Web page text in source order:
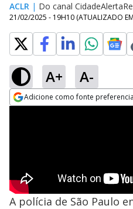
ACLR | Do canal
21/02/2025 - 19H10 (ATUALIZADO EM
A+ A-
Adicione como fonte
A polícia de São Paulo